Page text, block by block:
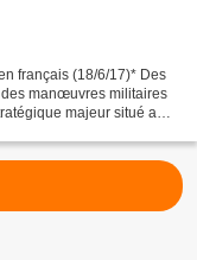
français (18/6/17)* Des
manœuvres militaires
majeur situé au